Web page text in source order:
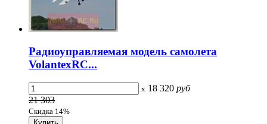
Радиоуправляемая модель самолета
VolantexRC...
x 18 320 руб
21 303
Скидка 14%